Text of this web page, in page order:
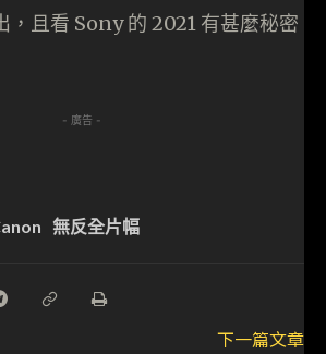
，且看 Sony 的 2021 有甚麼秘密
- 廣告 -
無反全片幅
下一篇文章